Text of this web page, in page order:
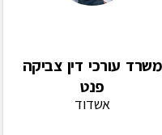
משרד עורכי דין צביקה
פנט
אשדוד